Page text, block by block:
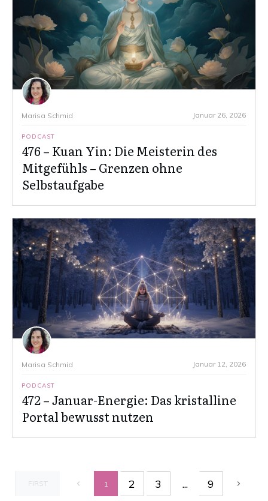
Marisa Schmid Januar 26, 2026
PODCAST
476 – Kuan Yin: Die Meisterin des
Mitgefühls – Grenzen ohne
Selbstaufgabe
Marisa Schmid Januar 12, 2026
PODCAST
472 – Januar-Energie: Das kristalline
Portal bewusst nutzen
FIRST 1 2 3 ... 9